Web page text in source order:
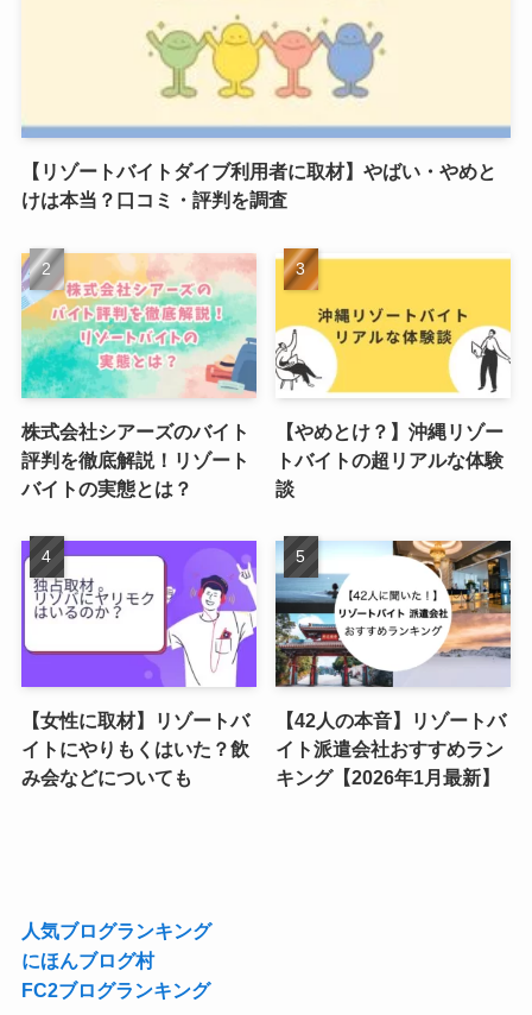
【リゾートバイトダイブ利用者に取材】やばい・やめと
けは本当？口コミ・評判を調査
株式会社シアーズのバイト
評判を徹底解説！リゾート
バイトの実態とは？
【やめとけ？】沖縄リゾー
トバイトの超リアルな体験
談
【女性に取材】リゾートバ
イトにやりもくはいた？飲
み会などについても
【42人の本音】リゾートバ
イト派遣会社おすすめラン
キング【2026年1月最新】
人気ブログランキング
にほんブログ村
FC2ブログランキング